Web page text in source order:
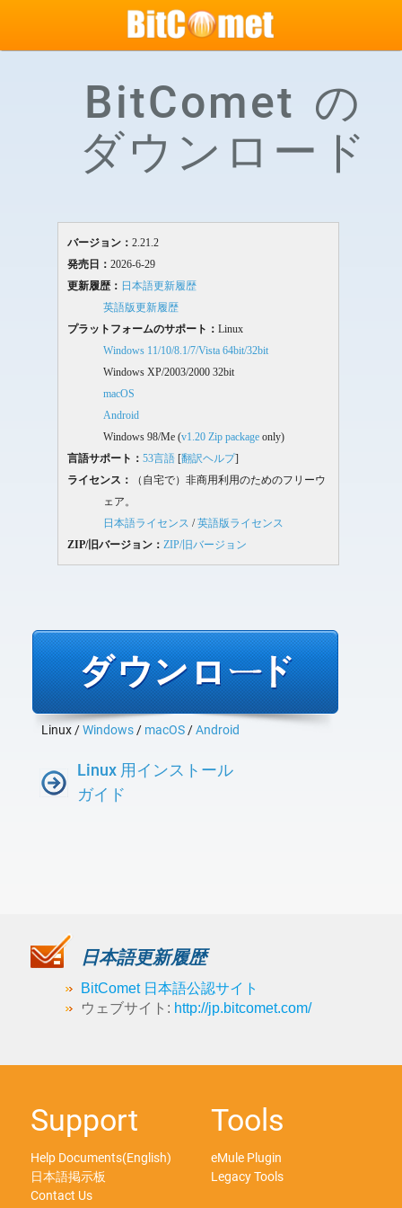
BitComet の
ダウンロード
バージョン： 2.21.2
発売日： 2026-6-29
更新履歴： 日本語更新履歴
英語版更新履歴
プラットフォームのサポート： Linux
Windows 11/10/8.1/7/Vista 64bit/32bit
Windows XP/2003/2000 32bit
macOS
Android
Windows 98/Me (v1.20 Zip packageonly)
言語サポート： 53言語[翻訳ヘルプ]
ライセンス：
（自宅で）非商用利用のためのフリーウ
ェア。
日本語ライセンス /英語版ライセンス
ZIP/旧バージョン： ZIP/旧バージョン
Linux /Windows / macOS /Android
Linux 用インストール
ガイド
日本語更新履歴
BitComet 日本語公認サイト
ウェブサイト: http://jp.bitcomet.com/
Support
Help Documents(English)
日本語掲示板
Contact Us
Tools
eMule Plugin
Legacy Tools